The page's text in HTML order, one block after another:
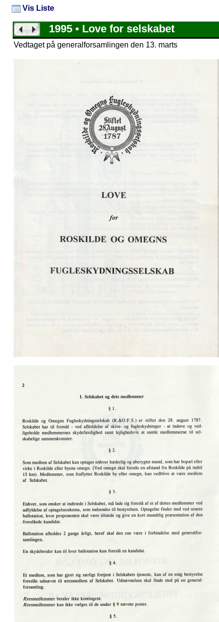
Vis Liste
1995 • Love for selskabet
Vedtaget på generalforsamlingen den 13. marts